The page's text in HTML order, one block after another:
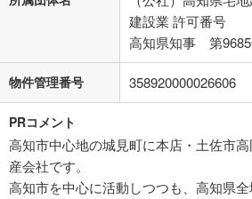
建設業 許可番号
高知県知事 第
物件管理番号 358920000026606
PRコメント
高知市中心地の城見町に本店・土佐市
産会社です。
高知市を中心に活動しつつも、高知県